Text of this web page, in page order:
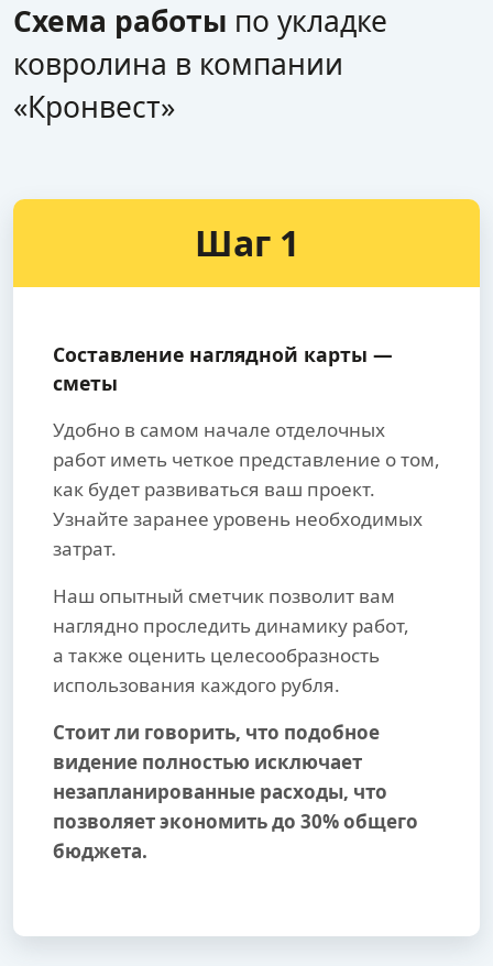
Схема работы по укладке
ковролина в компании
«Кронвест»
Шаг 1
Составление наглядной карты —
сметы
Удобно в самом начале отделочных
работ иметь четкое представление о том,
как будет развиваться ваш проект.
Узнайте заранее уровень необходимых
затрат.
Наш опытный сметчик позволит вам
наглядно проследить динамику работ,
а также оценить целесообразность
использования каждого рубля.
Стоит ли говорить, что подобное
видение полностью исключает
незапланированные расходы, что
позволяет экономить до 30% общего
бюджета.